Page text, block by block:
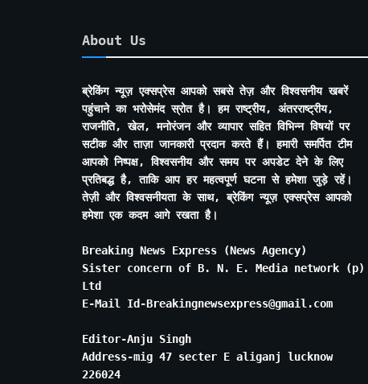
About Us
ब्रेकिंग न्यूज़ एक्सप्रेस आपको सबसे तेज़ और विश्वसनीय खबरें
पहुंचाने का भरोसेमंद स्रोत है। हम राष्ट्रीय, अंतरराष्ट्रीय,
राजनीति, खेल, मनोरंजन और व्यापार सहित विभिन्न विषयों पर
सटीक और ताज़ा जानकारी प्रदान करते हैं। हमारी समर्पित टीम
आपको निष्पक्ष, विश्वसनीय और समय पर अपडेट देने के लिए
प्रतिबद्ध है, ताकि आप हर महत्वपूर्ण घटना से हमेशा जुड़े रहें।
तेज़ी और विश्वसनीयता के साथ, ब्रेकिंग न्यूज़ एक्सप्रेस आपको
हमेशा एक कदम आगे रखता है।
Breaking News Express (News Agency)
Sister concern of B. N. E. Media network (p)
Ltd
E-Mail Id-Breakingnewsexpress@gmail.com
Editor-Anju Singh
Address-mig 47 secter E aliganj lucknow
226024